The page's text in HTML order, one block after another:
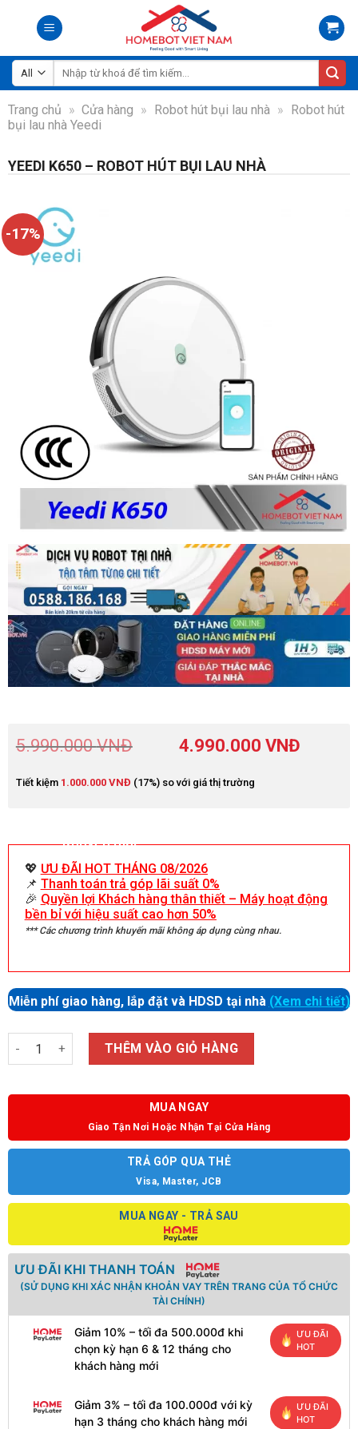
Tìm
Trang chủ » Cửa hàng » Robot hút bụi lau nhà » Robot hút
bụi lau nhà Yeedi
YEEDI K650 – ROBOT HÚT BỤI LAU NHÀ
-17%
5.990.000VNĐ 4.990.000 VNĐ
Tiết kiệm 1.000.000 VNĐ (17%) so với giá thị trường
Khuyến mãi
💖 ƯU ĐÃI HOT THÁNG 08/2026
📌 Thanh toán trả góp lãi suất 0%
🎉 Quyền lợi Khách hàng thân thiết – Máy hoạt động
bền bỉ với hiệu suất cao hơn 50%
*** Các chương trình khuyến mãi không áp dụng cùng nhau.
Miễn phí giao hàng, lắp đặt và HDSD tại nhà (Xem chi tiết)
Số lượng THÊM VÀO GIỎ HÀNG
MUA NGAY
Giao Tận Nơi Hoặc Nhận Tại Cửa Hàng
TRẢ GÓP QUA THẺ
Visa, Master, JCB
MUA NGAY - TRẢ SAU
ƯU ĐÃI KHI THANH TOÁN
(SỬ DỤNG KHI XÁC NHẬN KHOẢN VAY TRÊN TRANG CỦA TỔ CHỨC
TÀI CHÍNH)
Giảm 10% – tối đa 500.000đ khi
chọn kỳ hạn 6 & 12 tháng cho
khách hàng mới
ƯU ĐÃI
HOT
Giảm 3% – tối đa 100.000đ với kỳ
hạn 3 tháng cho khách hàng mới
ƯU ĐÃI
HOT